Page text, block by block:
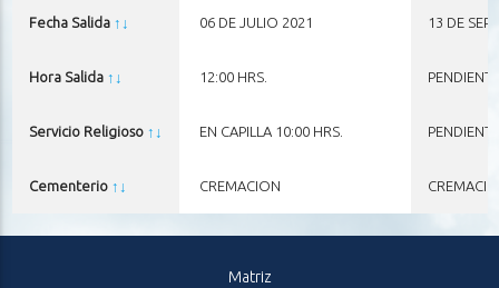
Fecha Salida ↑ ↓
Hora Salida ↑ ↓
Servicio Religioso ↑ ↓
Cementerio ↑ ↓
06 DE JULIO 2021
12:00 HRS.
EN CAPILLA 10:00 HRS.
CREMACION
13 DE
PENDIENTE
PENDIENTE
Matriz